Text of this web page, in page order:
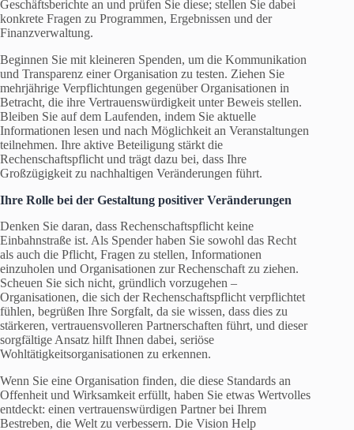
Geschäftsberichte an und prüfen Sie diese; stellen Sie dabei
konkrete Fragen zu Programmen, Ergebnissen und der
Finanzverwaltung.
Beginnen Sie mit kleineren Spenden, um die Kommunikation
und Transparenz einer Organisation zu testen. Ziehen Sie
mehrjährige Verpflichtungen gegenüber Organisationen in
Betracht, die ihre Vertrauenswürdigkeit unter Beweis stellen.
Bleiben Sie auf dem Laufenden, indem Sie aktuelle
Informationen lesen und nach Möglichkeit an Veranstaltungen
teilnehmen. Ihre aktive Beteiligung stärkt die
Rechenschaftspflicht und trägt dazu bei, dass Ihre
Großzügigkeit zu nachhaltigen Veränderungen führt.
Ihre Rolle bei der Gestaltung positiver Veränderungen
Denken Sie daran, dass Rechenschaftspflicht keine
Einbahnstraße ist. Als Spender haben Sie sowohl das Recht
als auch die Pflicht, Fragen zu stellen, Informationen
einzuholen und Organisationen zur Rechenschaft zu ziehen.
Scheuen Sie sich nicht, gründlich vorzugehen –
Organisationen, die sich der Rechenschaftspflicht verpflichtet
fühlen, begrüßen Ihre Sorgfalt, da sie wissen, dass dies zu
stärkeren, vertrauensvolleren Partnerschaften führt, und dieser
sorgfältige Ansatz hilft Ihnen dabei, seriöse
Wohltätigkeitsorganisationen zu erkennen.
Wenn Sie eine Organisation finden, die diese Standards an
Offenheit und Wirksamkeit erfüllt, haben Sie etwas Wertvolles
entdeckt: einen vertrauenswürdigen Partner bei Ihrem
Bestreben, die Welt zu verbessern. Die Vision Help